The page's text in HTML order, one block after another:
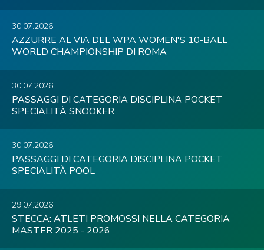
30.07.2026
AZZURRE AL VIA DEL WPA WOMEN'S 10-BALL
WORLD CHAMPIONSHIP DI ROMA
30.07.2026
PASSAGGI DI CATEGORIA DISCIPLINA POCKET
SPECIALITÀ SNOOKER
30.07.2026
PASSAGGI DI CATEGORIA DISCIPLINA POCKET
SPECIALITÀ POOL
29.07.2026
STECCA: ATLETI PROMOSSI NELLA CATEGORIA
MASTER 2025 - 2026